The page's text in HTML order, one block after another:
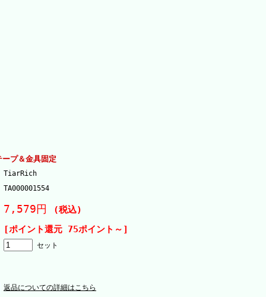
プ＆金具固定
TiarRich
TA000001554
7,579円 (税込)
[ポイント還元 75ポイント～]
セット
返品についての詳細はこちら